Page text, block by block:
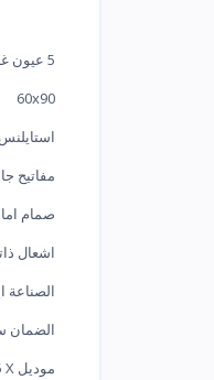
5 عيون غاز
60x90
مفاتيح
صمام
اشعال
الصناعة
الضمان
موديل B95-565 X